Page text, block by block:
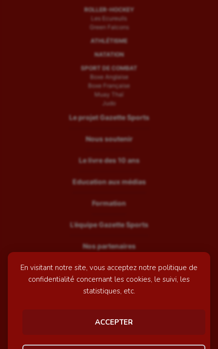
En visitant notre site, vous acceptez notre politique de
confidentialité concernant les cookies, le suivi, les
statistiques, etc.
ACCEPTER
ROLLER-HOCKEY
Les Ecureuils
Green Falcons
ATHLÉTISME
NATATION
SPORT DE COMBAT
Boxe Anglaise
Boxe Française
Muay Thaï
Judo
Le projet Gazette Sports
Nous soutenir
Le livre des 10 ans
Education aux médias
Formation
L’équipe Gazette Sports
Nos partenaires
Recrutement
Mentions légales